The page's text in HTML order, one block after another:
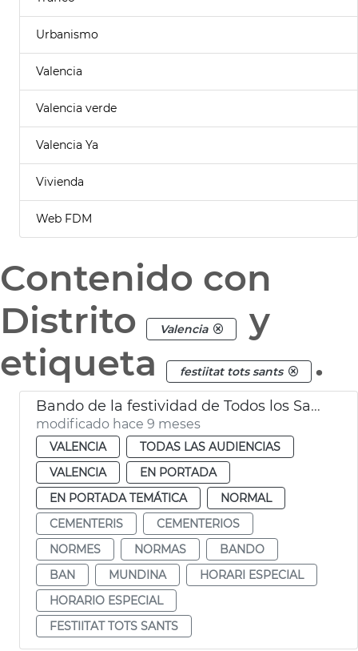
Urbanismo
Valencia
Valencia verde
Valencia Ya
Vivienda
Web FDM
Contenido con
Distrito
Valencia
y
etiqueta
festiitat tots sants .
Bando de la festividad de Todos los Santos
modificado hace 9 meses
VALENCIA
TODAS LAS AUDIENCIAS
VALENCIA
EN PORTADA
EN PORTADA TEMÁTICA
NORMAL
CEMENTERIS
CEMENTERIOS
NORMES
NORMAS
BANDO
BAN
MUNDINA
HORARI ESPECIAL
HORARIO ESPECIAL
FESTIITAT TOTS SANTS